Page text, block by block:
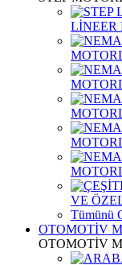
LİNEER
VE
Tümünü
OTOMOTİV
OTOMOTİV